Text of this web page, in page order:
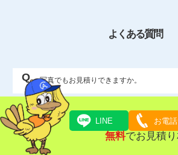
よくある質問
写真でもお見積りできますか。
食品や塗料なども回収いただけますか。
分割の支払いも可能ですか？
LINE お電話
無料でお見積り